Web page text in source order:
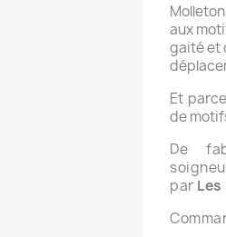
aux
gaité et
Et
de
De
par